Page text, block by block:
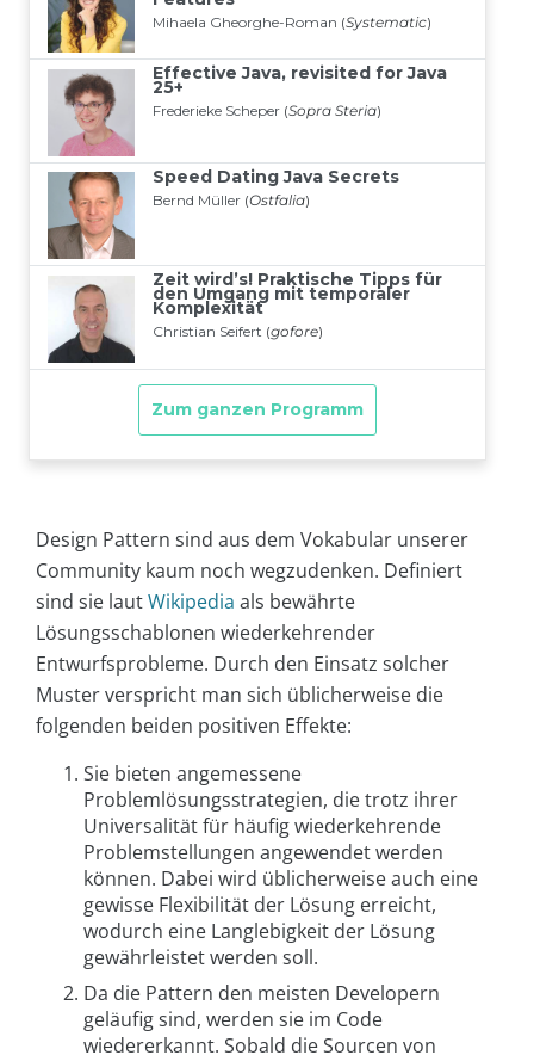
Design Pattern sind aus dem Vokabular unserer
Community kaum noch wegzudenken. Definiert
sind sie lautWikipedia als bewährte
Lösungsschablonen wiederkehrender
Entwurfsprobleme. Durch den Einsatz solcher
Muster verspricht man sich üblicherweise die
folgenden beiden positiven Effekte:
Sie bieten angemessene
Problemlösungsstrategien, die trotz ihrer
Universalität für häufig wiederkehrende
Problemstellungen angewendet werden
können. Dabei wird üblicherweise auch eine
gewisse Flexibilität der Lösung erreicht,
wodurch eine Langlebigkeit der Lösung
gewährleistet werden soll.
Da die Pattern den meisten Developern
geläufig sind, werden sie im Code
wiedererkannt. Sobald die Sourcen von